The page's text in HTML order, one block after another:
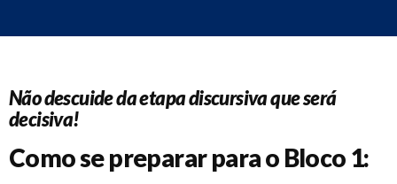
Não descuide da etapa discursiva que será
decisiva!
Como se preparar para o Bloco 1: